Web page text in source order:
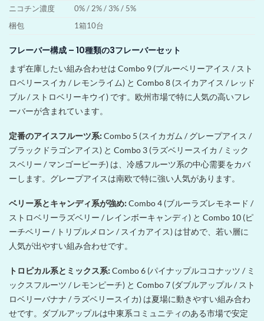
ニコチン濃度
0% / 2% / 3% / 5%
梱包
1箱10台
フレーバー構成 – 10種類の3フレーバーセット
まず在庫したい組み合わせは Combo 9 (ブルーベリーアイス / スト
ロベリースイカ / レモンライム) と Combo 8 (スイカアイス / レッド
ブル / ストロベリーキウイ) です。欧州市場で特に人気の高いフレ
ーバーが含まれています。
定番のアイスフルーツ系:Combo 5 (スイカガム / グレープアイス /
ブラックドラゴンアイス) と Combo 3 (ラズベリースイカ / ミック
スベリー / マンゴーピーチ) は、冷感フルーツ系の中心需要をカバ
ーします。グレープアイスは南欧で特に強い人気があります。
ベリー系とキャンディ系が強め:Combo 4 (ブルーラズレモネード /
ストロベリーラズベリー / レインボーキャンディ) と Combo 10 (ピ
ーチベリー / トリプルメロン / スイカアイス) は甘めで、若い層に
人気が出やすい組み合わせです。
トロピカル系とミックス系:Combo 6 (パイナップルココナッツ / ミ
ックスフルーツ / レモンピーチ) と Combo 7 (ダブルアップル / スト
ロベリーバナナ / ラズベリースイカ) は夏場に動きやすい組み合わ
せです。ダブルアップルは中東系コミュニティのある市場で安定